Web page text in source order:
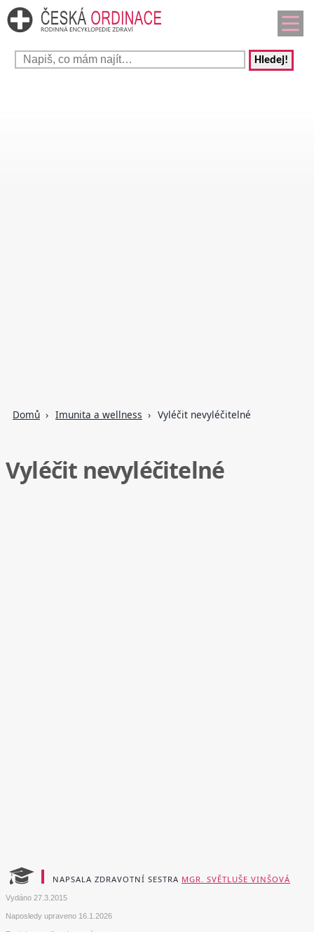
Hledej!
Domů Imunita a wellness Vyléčit nevyléčitelné
Vyléčit nevyléčitelné
NAPSALA ZDRAVOTNÍ SESTRA MGR. SVĚTLUŠE VINŠOVÁ
Vydáno 27.3.2015
Naposledy upraveno 16.1.2026